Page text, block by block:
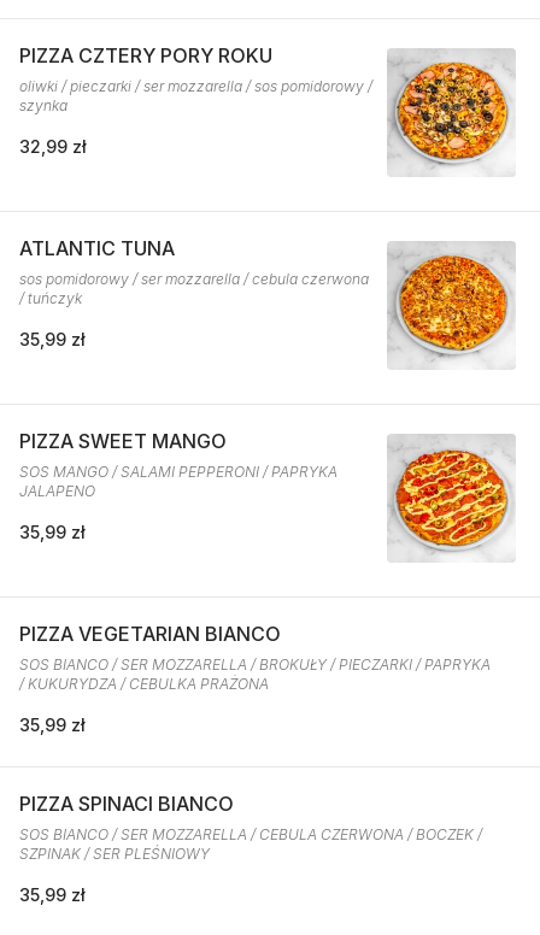
PIZZA CZTERY PORY ROKU
oliwki / pieczarki / ser mozzarella / sos pomidorowy /
szynka
32,99 zł
ATLANTIC TUNA
sos pomidorowy / ser mozzarella / cebula czerwona
/ tuńczyk
35,99 zł
PIZZA SWEET MANGO
SOS MANGO / SALAMI PEPPERONI / PAPRYKA
JALAPENO
35,99 zł
PIZZA VEGETARIAN BIANCO
SOS BIANCO / SER MOZZARELLA / BROKUŁY / PIECZARKI / PAPRYKA
/ KUKURYDZA / CEBULKA PRAŻONA
35,99 zł
PIZZA SPINACI BIANCO
SOS BIANCO / SER MOZZARELLA / CEBULA CZERWONA / BOCZEK /
SZPINAK / SER PLEŚNIOWY
35,99 zł